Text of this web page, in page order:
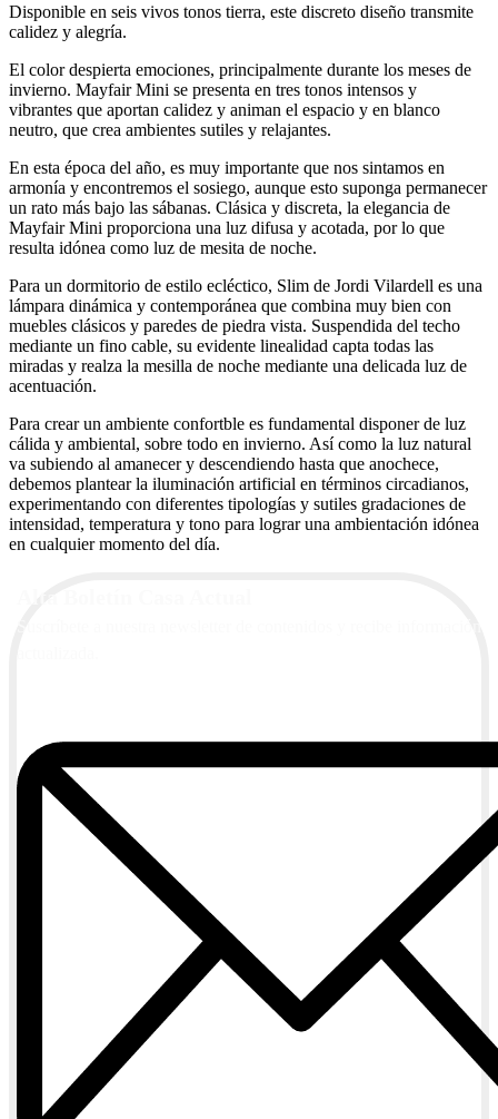
Disponible en seis vivos tonos tierra, este discreto diseño transmite
calidez y alegría.
El color despierta emociones, principalmente durante los meses de
invierno. Mayfair Mini se presenta en tres tonos intensos y
vibrantes que aportan calidez y animan el espacio y en blanco
neutro, que crea ambientes sutiles y relajantes.
En esta época del año, es muy importante que nos sintamos en
armonía y encontremos el sosiego, aunque esto suponga permanecer
un rato más bajo las sábanas. Clásica y discreta, la elegancia de
Mayfair Mini proporciona una luz difusa y acotada, por lo que
resulta idónea como luz de mesita de noche.
Para un dormitorio de estilo ecléctico, Slim de Jordi Vilardell es una
lámpara dinámica y contemporánea que combina muy bien con
muebles clásicos y paredes de piedra vista. Suspendida del techo
mediante un fino cable, su evidente linealidad capta todas las
miradas y realza la mesilla de noche mediante una delicada luz de
acentuación.
Para crear un ambiente confortble es fundamental disponer de luz
cálida y ambiental, sobre todo en invierno. Así como la luz natural
va subiendo al amanecer y descendiendo hasta que anochece,
debemos plantear la iluminación artificial en términos circadianos,
experimentando con diferentes tipologías y sutiles gradaciones de
intensidad, temperatura y tono para lograr una ambientación idónea
en cualquier momento del día.